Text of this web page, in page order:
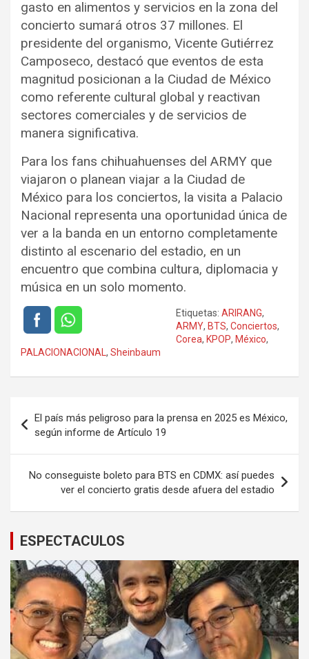
gasto en alimentos y servicios en la zona del
concierto sumará otros 37 millones. El
presidente del organismo, Vicente Gutiérrez
Camposeco, destacó que eventos de esta
magnitud posicionan a la Ciudad de México
como referente cultural global y reactivan
sectores comerciales y de servicios de
manera significativa.
Para los fans chihuahuenses del ARMY que
viajaron o planean viajar a la Ciudad de
México para los conciertos, la visita a Palacio
Nacional representa una oportunidad única de
ver a la banda en un entorno completamente
distinto al escenario del estadio, en un
encuentro que combina cultura, diplomacia y
música en un solo momento.
Etiquetas: ARIRANG,
ARMY, BTS, Conciertos,
Corea, KPOP, México,
PALACIONACIONAL , Sheinbaum
de
entradas
El país más peligroso para la prensa en 2025 es México,
según informe de Artículo 19
No conseguiste boleto para BTS en CDMX: así puedes
ver el concierto gratis desde afuera del estadio
ESPECTACULOS